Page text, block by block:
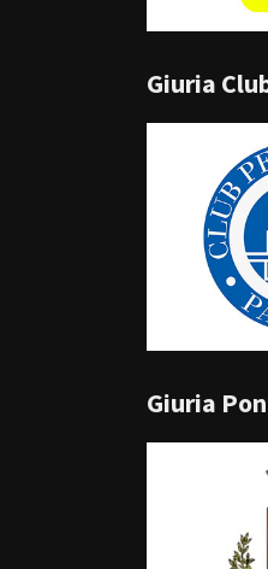
Giuria
Giuria